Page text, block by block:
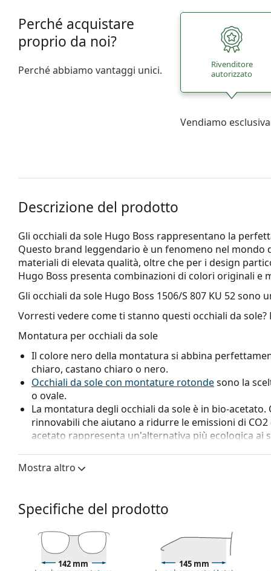
Perché acquistare
proprio da noi?
Perché abbiamo vantaggi unici.
Rivenditore
autorizzato
Vendiamo
Descrizione del prodotto
Gli occhiali da sole Hugo Boss rappresentano la
Questo brand leggendario è un fenomeno nel mondo
materiali di elevata qualità, oltre che per i design
Hugo Boss presenta combinazioni di colori originali
Gli occhiali da sole Hugo Boss 1506/S 807 KU 52sono
Vorresti vedere come ti stanno questi occhiali da
Montatura per occhiali da sole
Il colore nero della montatura si abbina
chiaro, castano chiaro o nero.
Occhiali da sole con montature rotondesono la
o ovale.
La montatura degli occhiali da sole è in bio-
rinnovabili che aiutano a ridurre le emissioni di
acetato rappresenta un'alternativa più ecologica
Lenti per occhiali da sole
Le lenti sono in plastica, i cui innegabili vantaggi
Hanno una protezione UV 400, che fornisce una
occhiali da sole sono dotate di un filtro solare di
adatti per un'intensa esposizione al sole in spiaggia
Accessori
Mostra altro
Specifiche del prodotto
142 mm 145 mm